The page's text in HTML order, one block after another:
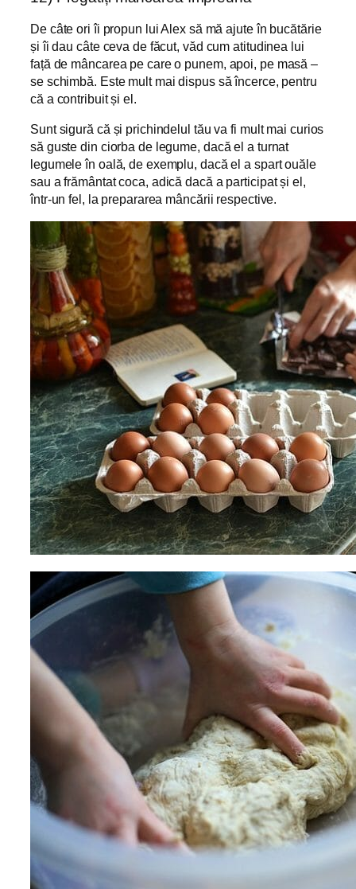
De câte ori îi propun lui Alex să mă ajute în bucătărie
și îi dau câte ceva de făcut, văd cum atitudinea lui
față de mâncarea pe care o punem, apoi, pe masă –
se schimbă. Este mult mai dispus să încerce, pentru
că a contribuit și el.
Sunt sigură că și prichindelul tău va fi mult mai curios
să guste din ciorba de legume, dacă el a turnat
legumele în oală, de exemplu, dacă el a spart ouăle
sau a frământat coca, adică dacă a participat și el,
într-un fel, la prepararea mâncării respective.